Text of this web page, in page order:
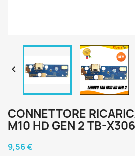

CONNETTORE
M10 HD GEN 2 TB-
9,56 €